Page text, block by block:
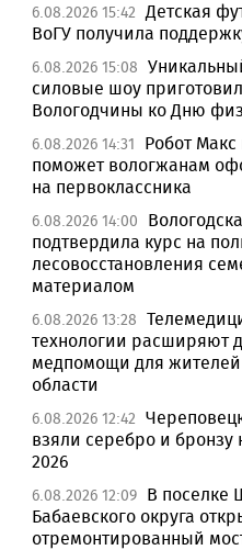
6.08.2026 15:42 Детская
ВоГУ получила
6.08.2026 15:08
силовые шоу
Вологодчины ко Дню
6.08.2026 14:31
Робот Макс
поможет вологжанам
на первоклассника
6.08.2026 14:00
подтвердила курс на
лесовосстановления
материалом
6.08.2026 13:28
технологии расширяют
медпомощи для жителей
области
6.08.2026 12:42
взяли серебро и бронзу
2026
6.08.2026 12:09 В поселке
Бабаевского округа
отремонтированный